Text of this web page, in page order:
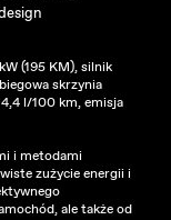
(195 KM), silnik
skrzynia
l/100 km, emisja
i metodami
zużycie energii i
ale także od